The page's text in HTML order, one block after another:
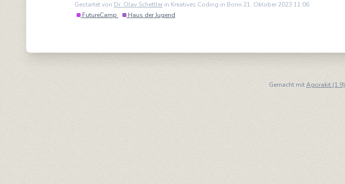
Gestartet von Dr. Olav Schettler in Kreatives Coding in Bonn 21. Oktober 2023 11:06
FutureCamp
Haus der Jugend
Gemacht mitAgorakit (1.9)